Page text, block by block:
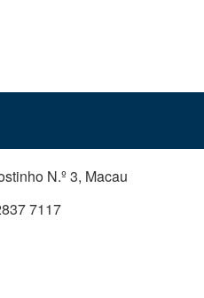
N.º 3, Macau
7117